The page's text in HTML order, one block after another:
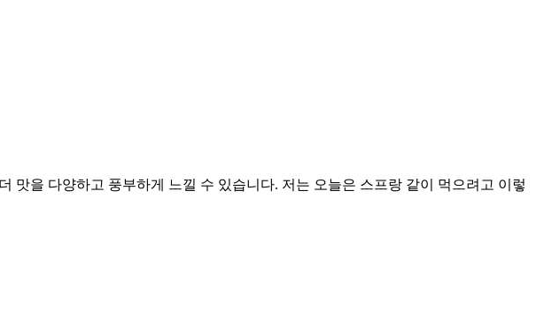
맛을 다양하고 풍부하게 느낄 수 있습니다. 저는 오늘은 스프랑 같이 먹으려고 이렇